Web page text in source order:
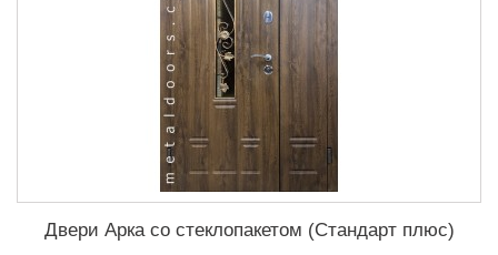
Двери Арка со стеклопакетом (Стандарт плюс)